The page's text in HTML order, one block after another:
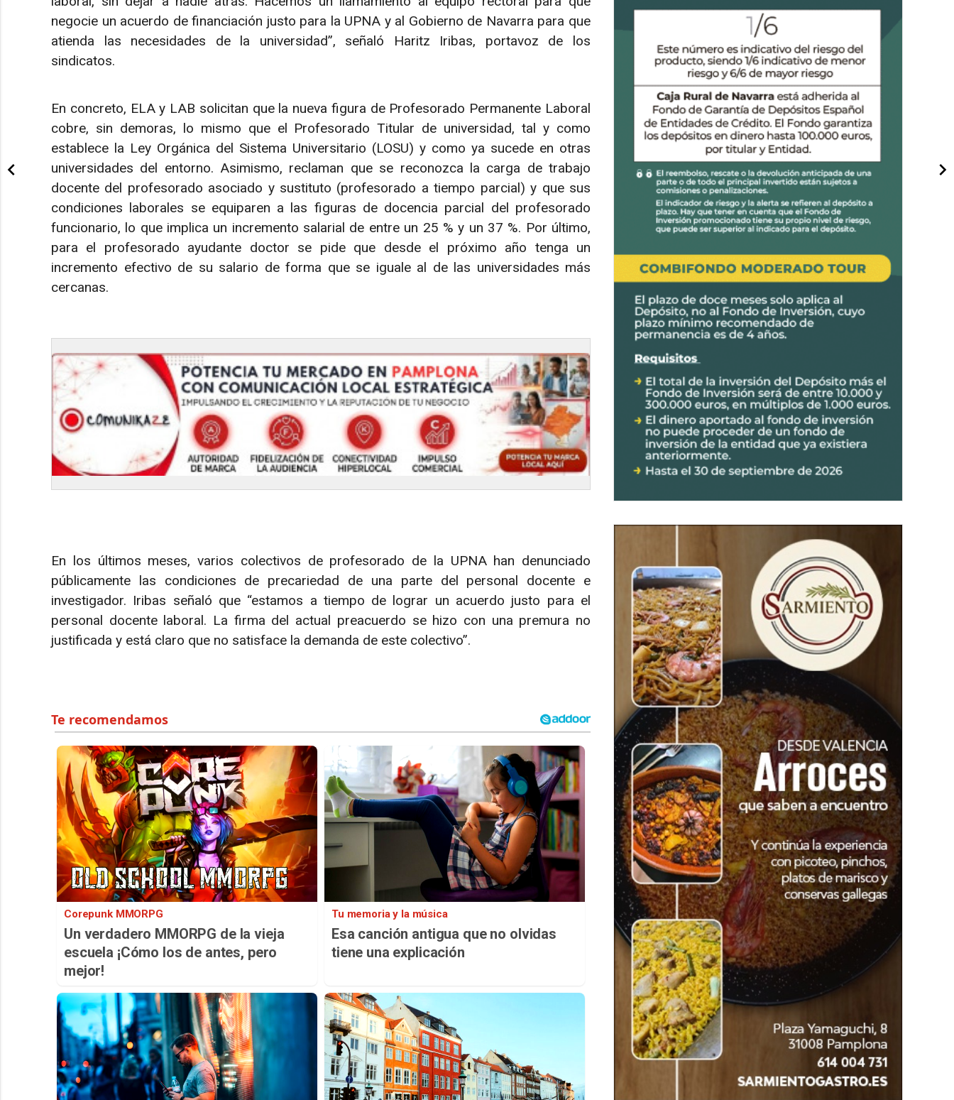
negocie un acuerdo de financiación justo para la UPNA y al Gobierno de Navarra para que
atienda las necesidades de la universidad”, señaló Haritz Iribas, portavoz de los
sindicatos.
En concreto, ELA y LAB solicitan que la nueva figura de Profesorado Permanente Laboral
cobre, sin demoras, lo mismo que el Profesorado Titular de universidad, tal y como
establece la Ley Orgánica del Sistema Universitario (LOSU) y como ya sucede en otras
universidades del entorno. Asimismo, reclaman que se reconozca la carga de trabajo
docente del profesorado asociado y sustituto (profesorado a tiempo parcial) y que sus
condiciones laborales se equiparen a las figuras de docencia parcial del profesorado
funcionario, lo que implica un incremento salarial de entre un 25 % y un 37 %. Por último,
para el profesorado ayudante doctor se pide que desde el próximo año tenga un
incremento efectivo de su salario de forma que se iguale al de las universidades más
cercanas.
En los últimos meses, varios colectivos de profesorado de la UPNA han denunciado
públicamente las condiciones de precariedad de una parte del personal docente e
investigador. Iribas señaló que “estamos a tiempo de lograr un acuerdo justo para el
personal docente laboral. La firma del actual preacuerdo se hizo con una premura no
justificada y está claro que no satisface la demanda de este colectivo”.
Corepunk MMORPG
Un verdadero MMORPG de la vieja
escuela ¡Cómo los de antes, pero
mejor!
Tu memoria y la música
Esa canción antigua que no olvidas
tiene una explicación